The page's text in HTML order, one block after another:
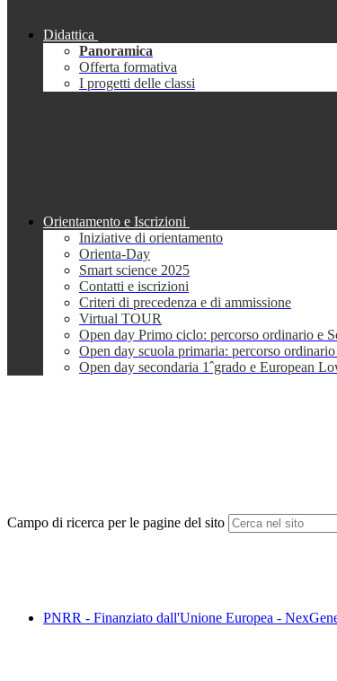
Didattica
Panoramica
Offerta formativa
I progetti delle classi
Orientamento e Iscrizioni
Iniziative di orientamento
Orienta-Day
Smart science 2025
Contatti e iscrizioni
Criteri di precedenza e di ammissione
Virtual TOUR
Open day Primo ciclo: percorso ordinario e
Open day scuola primaria: percorso
Open day secondaria 1ˆgrado e European
Campo di ricerca per le pagine del sito
PNRR - Finanziato dall'Unione Europea -